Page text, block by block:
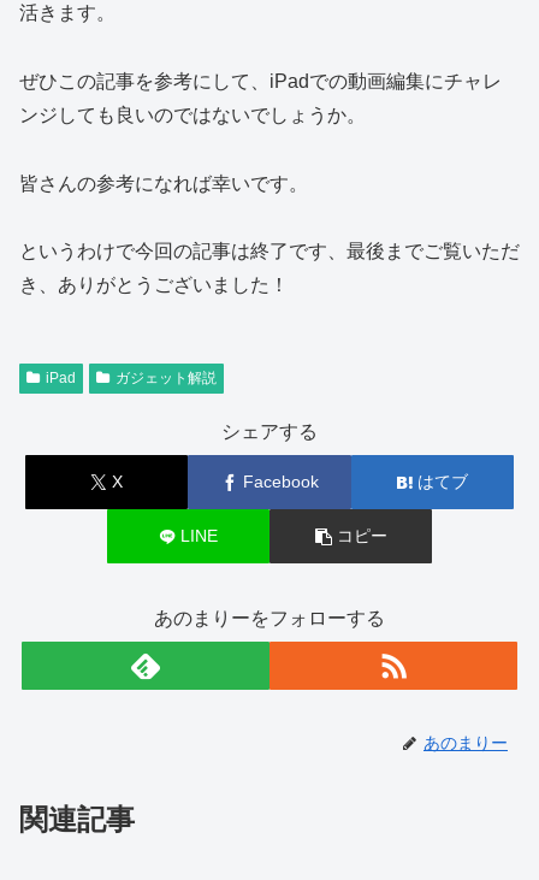
活きます。
ぜひこの記事を参考にして、iPadでの動画編集にチャレ
ンジしても良いのではないでしょうか。
皆さんの参考になれば幸いです。
というわけで今回の記事は終了です、最後までご覧いただ
き、ありがとうございました！
iPad ガジェット解説
シェアする
X Facebook はてブ
LINE コピー
あのまりーをフォローする
あのまりー
関連記事